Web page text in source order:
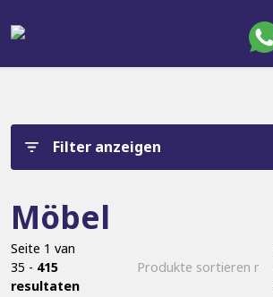
Filter anzeigen
Möbel
Seite 1 van
35 - 415
resultaten